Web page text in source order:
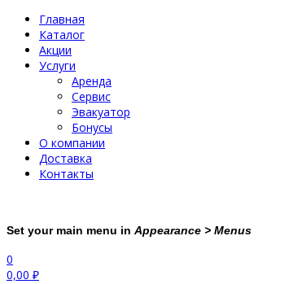
Главная
Каталог
Акции
Услуги
Аренда
Сервис
Эвакуатор
Бонусы
О компании
Доставка
Контакты
Set your main menu in Appearance > Menus
0
0,00 ₽